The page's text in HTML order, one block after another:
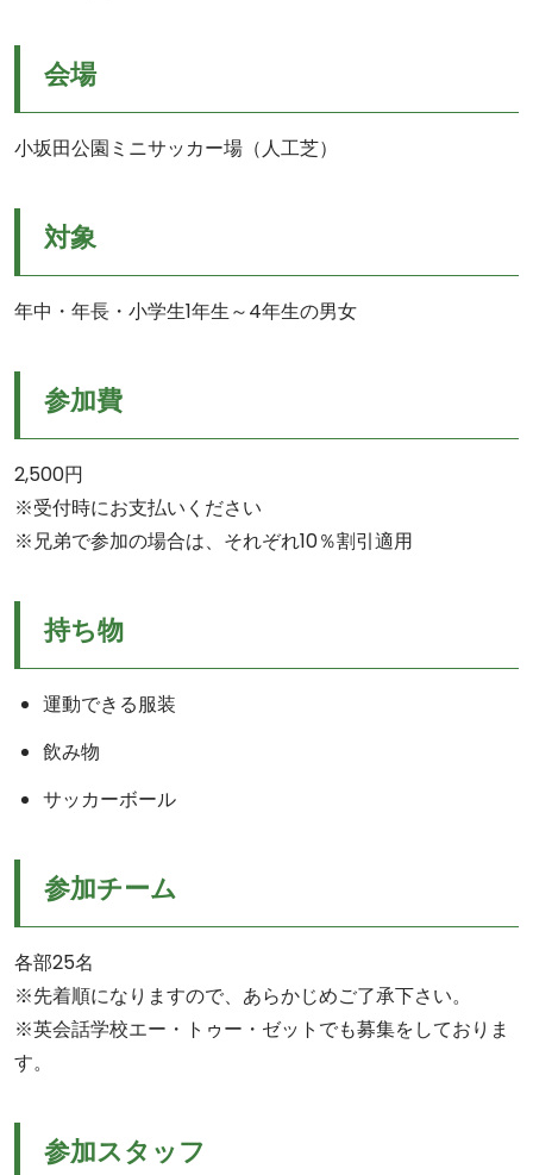
会場
小坂田公園ミニサッカー場（人工芝）
対象
年中・年長・小学生1年生～4年生の男女
参加費
2,500円
※受付時にお支払いください
※兄弟で参加の場合は、それぞれ10％割引適用
持ち物
運動できる服装
飲み物
サッカーボール
参加チーム
各部25名
※先着順になりますので、あらかじめご了承下さい。
※英会話学校エー・トゥー・ゼットでも募集をしておりま
す。
参加スタッフ